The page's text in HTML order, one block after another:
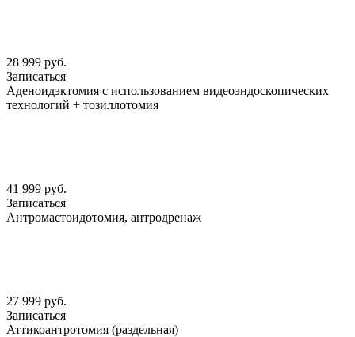
28 999 руб.
Записаться
Аденоидэктомия с использованием видеоэндоскопических
технологий + тозиллотомия
41 999 руб.
Записаться
Антромастоидотомия, антродренаж
27 999 руб.
Записаться
Аттикоантротомия (раздельная)